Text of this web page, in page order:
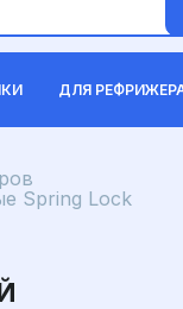
ДЛЯ
Spring Lock